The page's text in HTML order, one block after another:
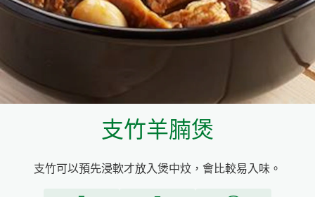
料理種類
家樂牌雞汁
家樂牌鮮露
家樂牌雞湯粒
愛環境食材篩選條件
支竹羊腩煲
支竹可以預先浸軟才放入煲中炆，會比較易入味。